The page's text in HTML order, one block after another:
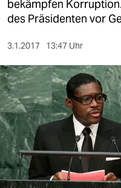
gesellschaft
sport
berlin
nord
wahrheit
verlag
bekämpfen
des Präsidenten vor
3.1.2017 13:47 Uhr